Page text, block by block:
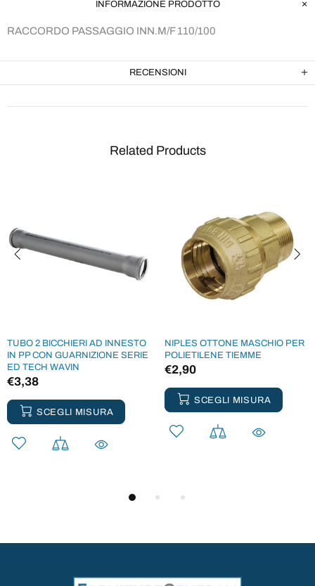
INFORMAZIONE PRODOTTO
RACCORDO PASSAGGIO INN.M/F 110/100
RECENSIONI
Related Products
TUBO 2 BICCHIERI AD INNESTO
IN PP CON GUARNIZIONE SERIE
ED TECH WAVIN
€3,38
SCEGLI MISURA
NIPLES OTTONE MASCHIO PER
POLIETILENE TIEMME
€2,90
SCEGLI MISURA